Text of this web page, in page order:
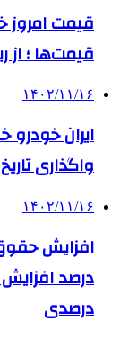
قیمت‌ها ؛ از ریزش ۸ میلیونی تا
۱۴۰۲/۱۱/۱۶
ایران
واگذاری
۱۴۰۲/۱۱/۱۶
درصدی